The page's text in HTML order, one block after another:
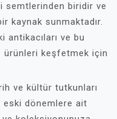
semtlerinden biridir ve
kaynak sunmaktadır.
antikacıları ve bu
ürünleri keşfetmek için
ve kültür tutkunları
eski dönemlere ait